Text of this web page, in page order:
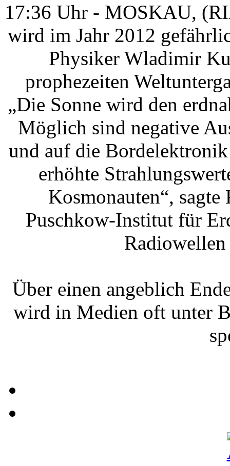
17:36 Uhr - MOSKAU,
wird im Jahr 2012
Physiker Wladimir
prophezeiten
„Die Sonne wird den
Möglich sind negative
und auf die
erhöhte
Kosmonauten“, sagte
Puschkow-Institut für
Über einen angeblich
wird in Medien oft unter